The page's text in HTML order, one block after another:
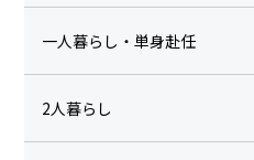
一人暮らし・単身赴任
2人暮らし